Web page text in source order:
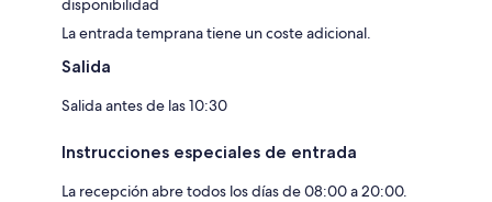
disponibilidad
La entrada temprana tiene un coste adicional.
Salida
Salida antes de las 10:30
Instrucciones especiales de entrada
La recepción abre todos los días de 08:00 a 20:00.